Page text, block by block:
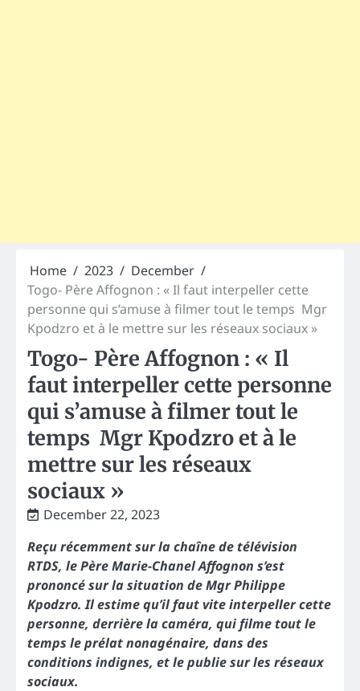
Home 2023
December
Togo- Père Affognon : « Il faut interpeller cette
personne qui s’amuse à filmer tout le temps Mgr
Kpodzro et à le mettre sur les réseaux sociaux »
Togo- Père Affognon : « Il
faut interpeller cette personne
qui s’amuse à filmer tout le
temps Mgr Kpodzro et à le
mettre sur les réseaux
sociaux »
December 22, 2023
Reçu récemment sur la chaîne de télévision
RTDS, le Père Marie-Chanel Affognon s’est
prononcé sur la situation de Mgr Philippe
Kpodzro. Il estime qu’il faut vite interpeller cette
personne, derrière la caméra, qui filme tout le
temps le prélat nonagénaire, dans des
conditions indignes, et le publie sur les réseaux
sociaux.